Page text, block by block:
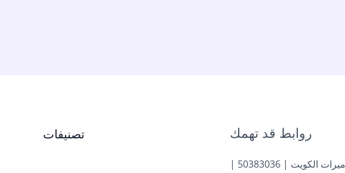
روابط قد تهمك
تركيب كاميرات الكويت | 50383036 |
تصنيفات